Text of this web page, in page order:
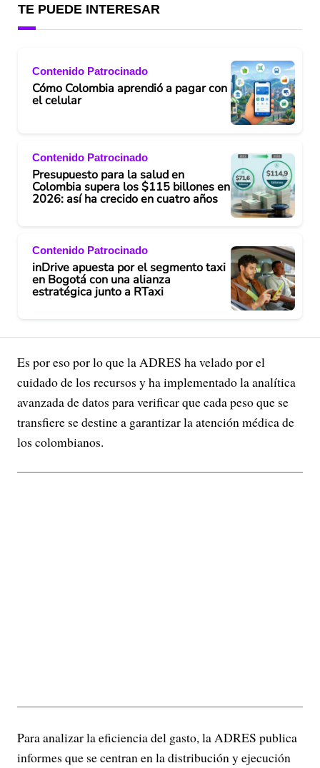
TE PUEDE INTERESAR
Contenido Patrocinado
Cómo Colombia aprendió a pagar con
el celular
Contenido Patrocinado
Presupuesto para la salud en
Colombia supera los $115 billones en
2026: así ha crecido en cuatro años
Contenido Patrocinado
inDrive apuesta por el segmento taxi
en Bogotá con una alianza
estratégica junto a RTaxi
Es por eso por lo que la ADRES ha velado por el
cuidado de los recursos y ha implementado la analítica
avanzada de datos para verificar que cada peso que se
transfiere se destine a garantizar la atención médica de
los colombianos.
Para analizar la eficiencia del gasto, la ADRES publica
informes que se centran en la distribución y ejecución